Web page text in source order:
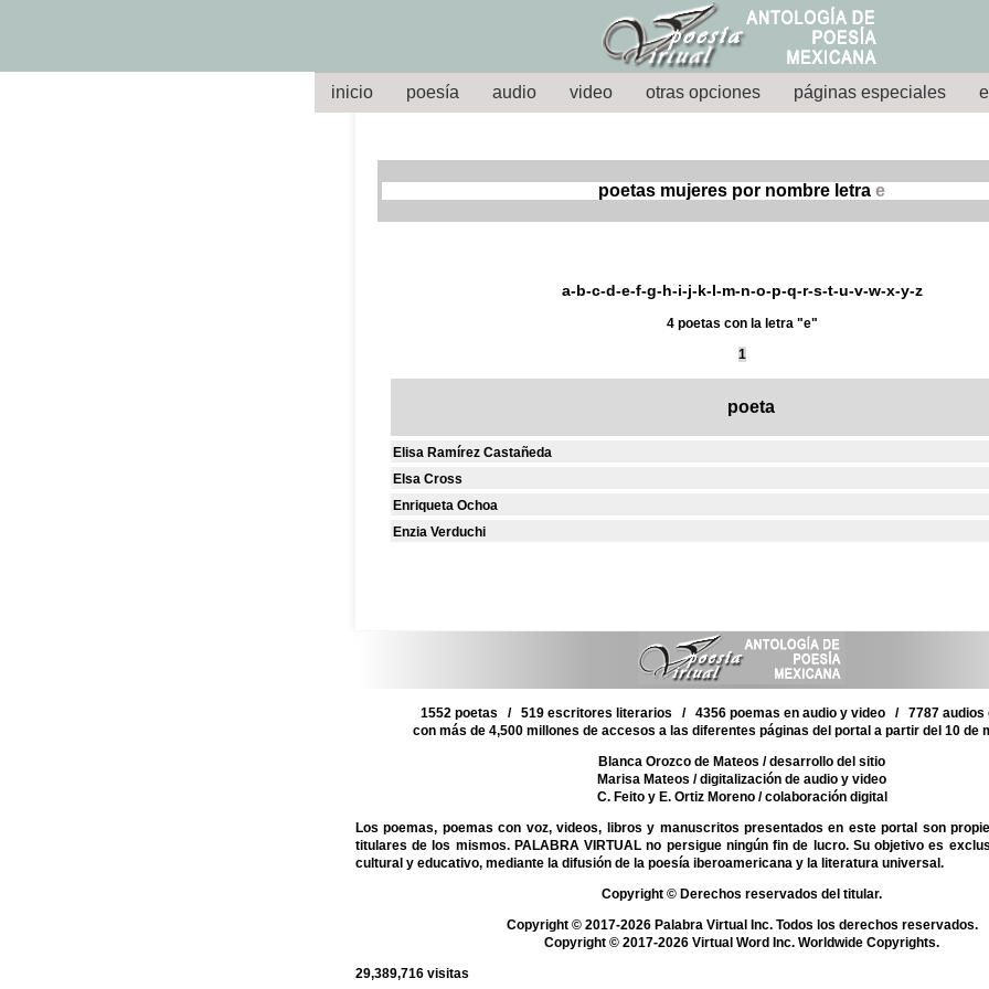
inicio poesía audio video otras opciones páginas especiales
poetas mujeres por nombre letra e
a-b-c-d-e-f-g-h-i-j-k-l-m-n-o-p-q-r-s-t-u-v-w-x-y-z
4 poetas con la letra "e"
1
poeta
Elisa Ramírez Castañeda
Elsa Cross
Enriqueta Ochoa
Enzia Verduchi
1552 poetas / 519 escritores literarios / 4356 poemas en audio y video / 7787 audios
con más de 4,500 millones de accesos a las diferentes páginas del portal a partir del 10 de
Blanca Orozco de Mateos / desarrollo del sitio
Marisa Mateos / digitalización de audio y video
C. Feito y E. Ortiz Moreno/ colaboración digital
Los poemas, poemas con voz, videos, libros y manuscritos presentados en este portal son
titulares de los mismos. PALABRA VIRTUAL no persigue ningún fin de lucro. Su objetivo es
cultural y educativo, mediante la difusión de la poesía iberoamericana y la literatura universal.
Copyright © Derechos reservados del titular.
Copyright © 2017-2026 Palabra Virtual Inc. Todos los derechos reservados.
Copyright © 2017-2026 Virtual Word Inc. Worldwide Copyrights.
29,389,716 visitas